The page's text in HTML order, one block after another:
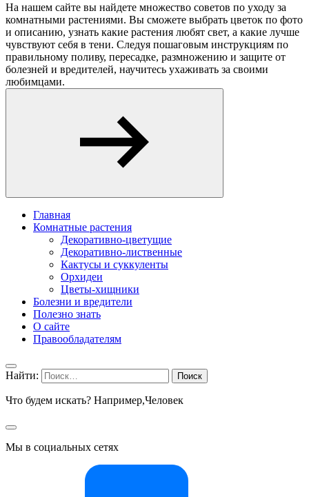
На нашем сайте вы найдете множество советов по уходу за
комнатными растениями. Вы сможете выбрать цветок по фото
и описанию, узнать какие растения любят свет, а какие лучше
чувствуют себя в тени. Следуя пошаговым инструкциям по
правильному поливу, пересадке, размножению и защите от
болезней и вредителей, научитесь ухаживать за своими
любимцами.
Главная
Комнатные растения
Декоративно-цветущие
Декоративно-лиственные
Кактусы и суккуленты
Орхидеи
Цветы-хищники
Болезни и вредители
Полезно знать
О сайте
Правообладателям
Найти:
Что будем искать? Например,Человек
Мы в социальных сетях